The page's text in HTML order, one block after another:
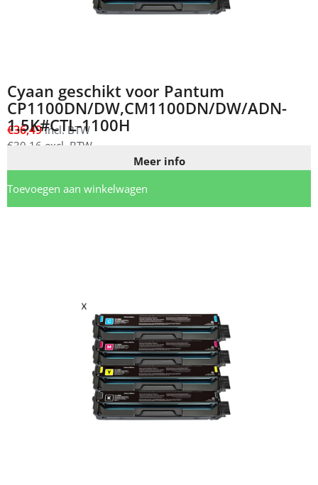
Cyaan geschikt voor Pantum
CP1100DN/DW,CM1100DN/DW/ADN-
1.5K#CTL-1100H
€36,49incl. BTW
€30,16 excl. BTW
Meer info
Toevoegen aan winkelwagen